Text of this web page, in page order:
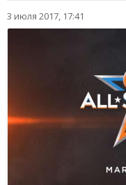
3 июля 2017, 17:41